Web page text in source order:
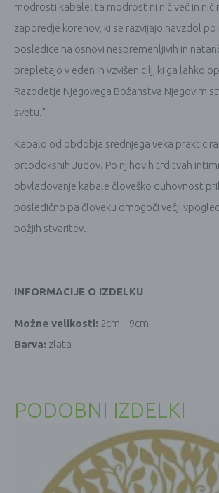
modrosti kabale: ta modrost ni nič več in nič
zaporedje korenov, ki se razvijajo navzdol po
posledice na osnovi nespremenljivih in
prepletajo v eden in vzvišen cilj, ki ga lahko
Razodetje Njegovega Božanstva Njegovim
svetu.”
Kabalo od obdobja srednjega veka
ortodoksnih Judov. Po njihovih trditvah
obvladovanje kabale človeško duhovnost
posledično pa človeku omogoči večji
božjih stvaritev.
INFORMACIJE O IZDELKU
Možne velikosti: 2cm – 9cm
Barva: zlata
PODOBNI IZDELKI